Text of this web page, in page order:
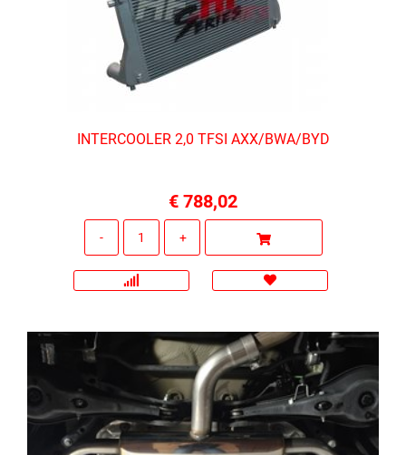
INTERCOOLER 2,0 TFSI AXX/BWA/BYD
€ 788,02